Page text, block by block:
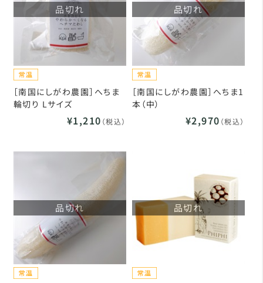
品切れ
［南国にしがわ農園］へちま
輪切り Lサイズ
¥1,210 （税込）
品切れ
［南国にしがわ農園］へちま1
本（中）
¥2,970 （税込）
品切れ 品切れ